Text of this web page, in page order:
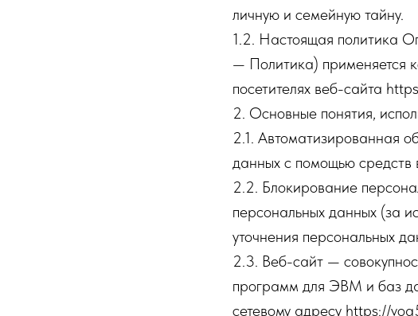
личную и семейную тайну.
1.2. Настоящая политика
— Политика) применяется
посетителях веб-сайта
2. Основные понятия,
2.1. Автоматизированная
данных с помощью средств
2.2. Блокирование
персональных данных (за
уточнения персональных
2.3. Веб-сайт —
программ для ЭВМ и баз
сетевому адресу https://